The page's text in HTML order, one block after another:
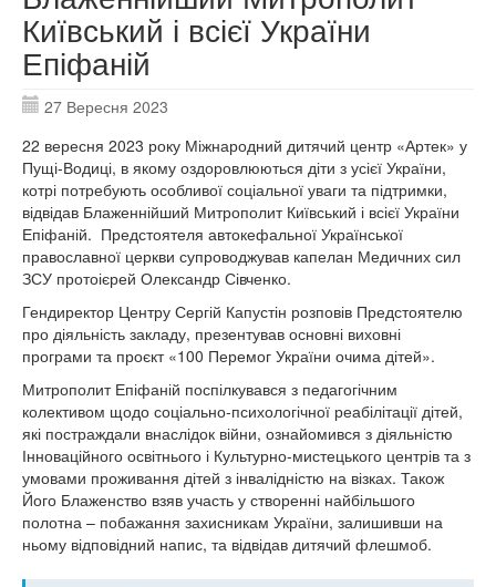
Київський і всієї України
Епіфаній
27 Вересня 2023
22 вересня 2023 року Міжнародний дитячий центр «Артек» у
Пущі-Водиці, в якому оздоровлюються діти з усієї України,
котрі потребують особливої соціальної уваги та підтримки,
відвідав Блаженнійший Митрополит Київський і всієї України
Епіфаній. Предстоятеля автокефальної Української
православної церкви супроводжував капелан Медичних сил
ЗСУ протоієрей Олександр Сівченко.
Гендиректор Центру Сергій Капустін розповів Предстоятелю
про діяльність закладу, презентував основні виховні
програми та проєкт «100 Перемог України очима дітей».
Митрополит Епіфаній поспілкувався з педагогічним
колективом щодо соціально-психологічної реабілітації дітей,
які постраждали внаслідок війни, ознайомився з діяльністю
Інноваційного освітнього і Культурно-мистецького центрів та з
умовами проживання дітей з інвалідністю на візках. Також
Його Блаженство взяв участь у створенні найбільшого
полотна – побажання захисникам України, залишивши на
ньому відповідний напис, та відвідав дитячий флешмоб.